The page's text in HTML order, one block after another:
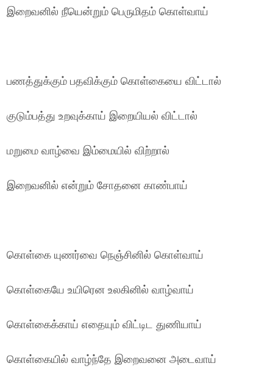
இறைவனில் நீயென்றும் பெருமிதம் கொள்வாய்
பணத்துக்கும் பதவிக்கும் கொள்கையை விட்டால்
குடும்பத்து உறவுக்காய் இறையியல் விட்டால்
மறுமை வாழ்வை இம்மையில் விற்றால்
இறைவனில் என்றும் சோதனை காண்பாய்
கொள்கை யுணர்வை நெஞ்சினில் கொள்வாய்
கொள்கையே உயிரென உலகினில் வாழ்வாய்
கொள்கைக்காய் எதையும் விட்டிட துணியாய்
கொள்கையில் வாழ்ந்தே இறைவனை அடைவாய்